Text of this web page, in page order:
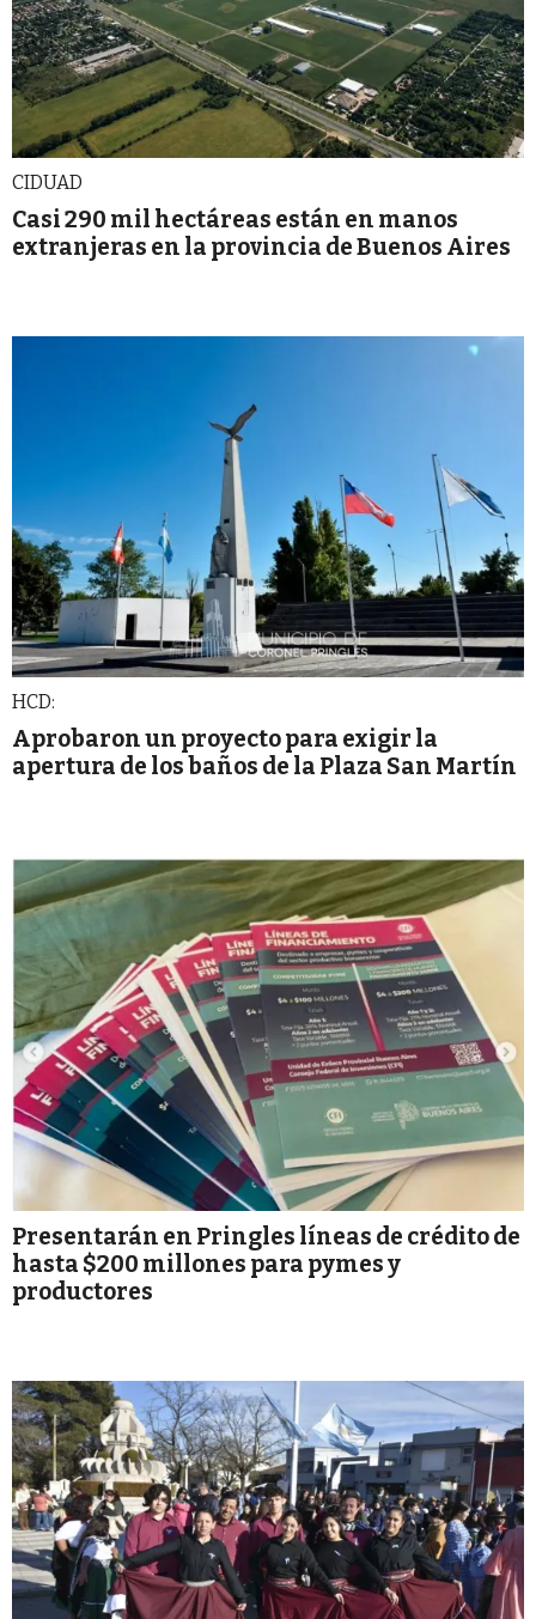
CIDUAD
Casi 290 mil hectáreas están en manos
extranjeras en la provincia de Buenos Aires
HCD:
Aprobaron un proyecto para exigir la
apertura de los baños de la Plaza San Martín
Presentarán en Pringles líneas de crédito de
hasta $200 millones para pymes y
productores